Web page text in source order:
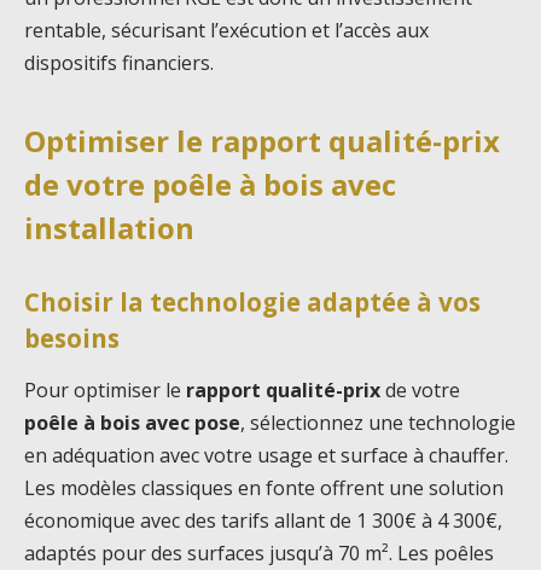
rentable, sécurisant l’exécution et l’accès aux
dispositifs financiers.
Optimiser le rapport qualité-prix
de votre poêle à bois avec
installation
Choisir la technologie adaptée à vos
besoins
Pour optimiser le rapport qualité-prixde votre
poêle à bois avec pose, sélectionnez une technologie
en adéquation avec votre usage et surface à chauffer.
Les modèles classiques en fonte offrent une solution
économique avec des tarifs allant de 1 300€ à 4 300€,
adaptés pour des surfaces jusqu’à 70 m². Les poêles